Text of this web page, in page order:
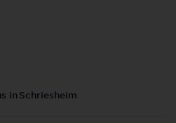
in Schriesheim